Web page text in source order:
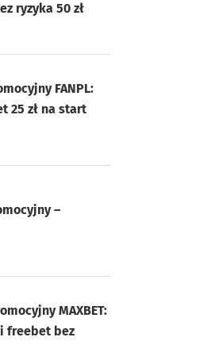
ryzyka 50 zł
FANPL:
25 zł na start
–
MAXBET:
i freebet bez